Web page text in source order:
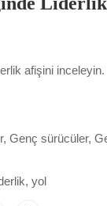
afişini inceleyin.
, Genç sürücüler,
, yol